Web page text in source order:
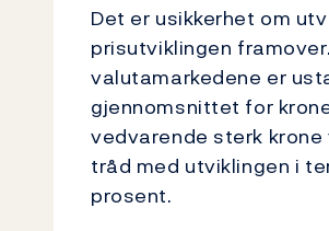
Det er usikkerhet om
prisutviklingen
valutamarkedene er
gjennomsnittet for
vedvarende sterk
tråd med utviklingen i
prosent.